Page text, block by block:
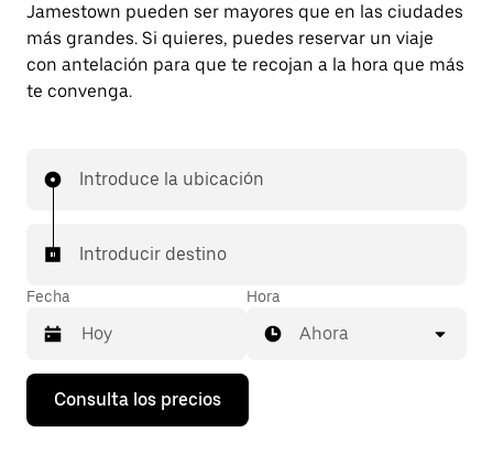
Jamestown pueden ser mayores que en las ciudades
más grandes. Si quieres, puedes reservar un viaje
con antelación para que te recojan a la hora que más
te convenga.
Introduce la ubicación
Introducir destino
Fecha
Pulsa
flecha
Hora
Ahora
Consulta los precios